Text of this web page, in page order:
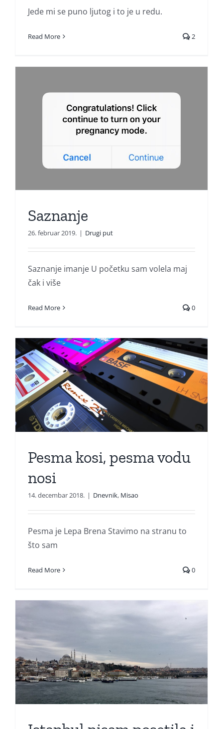
Jede mi se puno ljutog i to je u redu.
Read More 2
Saznanje
26. februar 2019. | Drugi put
Saznanje imanje U početku sam volela maj
čak i više
Read More 0
Pesma kosi, pesma vodu
nosi
14. decembar 2018. | Dnevnik, Misao
Pesma je Lepa Brena Stavimo na stranu to
što sam
Read More 0